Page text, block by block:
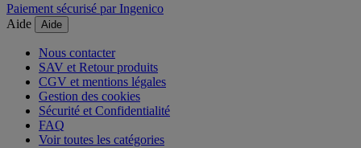
Paiement sécurisé par Ingenico
Aide
Aide
Nous contacter
SAV et Retour produits
CGV et mentions légales
Gestion des cookies
Sécurité et Confidentialité
FAQ
Voir toutes les catégories